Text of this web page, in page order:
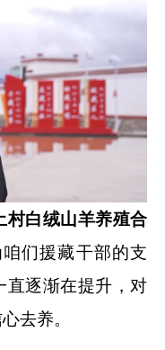
村白绒山羊养殖合
咱们援藏干部的支
直逐渐在提升，对
去养。